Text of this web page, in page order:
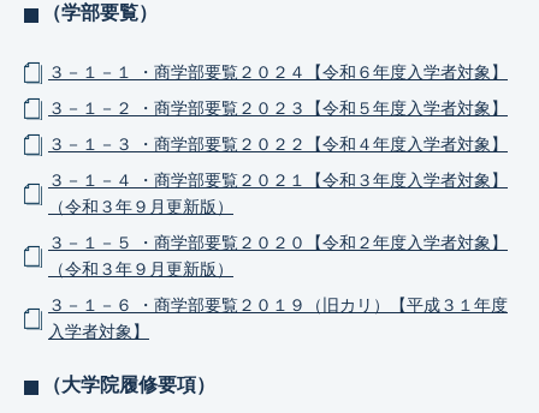
（学部要覧）
３－１－１ ・商学部要覧２０２４【令和６年度入学者対象】
３－１－２ ・商学部要覧２０２３【令和５年度入学者対象】
３－１－３ ・商学部要覧２０２２【令和４年度入学者対象】
３－１－４ ・商学部要覧２０２１【令和３年度入学者対象】
（令和３年９月更新版）
３－１－５ ・商学部要覧２０２０【令和２年度入学者対象】
（令和３年９月更新版）
３－１－６ ・商学部要覧２０１９（旧カリ）【平成３１年度
入学者対象】
（大学院履修要項）